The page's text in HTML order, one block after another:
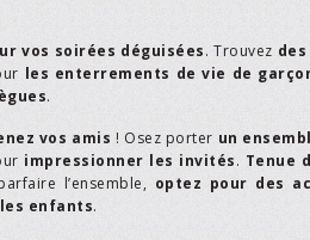
vos soirées déguisées. Trouvez
les enterrements de vie de
.
vos amis ! Osez porter un
impressionner les invités. Tenue
l’ensemble, optez pour des
les enfants.